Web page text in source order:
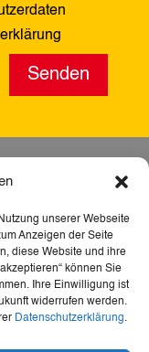
unserer Webseite
Anzeigen der Seite
diese Website und ihre
können Sie
Ihre Einwilligung ist
widerrufen werden.
Datenschutzerklärung.
Senden